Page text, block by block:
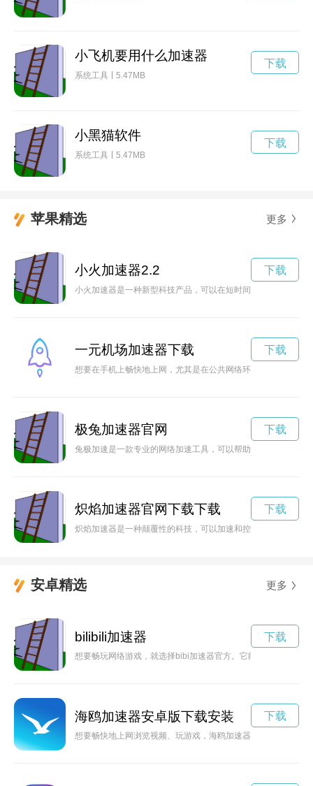
小飞机要用什么加速器
系统工具 5.47MB
下载
小黑猫软件
系统工具 5.47MB
下载
苹果精选 更多
小火加速器2.2
小火加速器是一种新型科技产品，可以在短时间内将小火变成
下载
一元机场加速器下载
想要在手机上畅快地上网，尤其是在公共网络环境下保护个人
下载
极兔加速器官网
兔极加速是一款专业的网络加速工具，可以帮助用户加快网速
下载
炽焰加速器官网下载下载
炽焰加速器是一种颠覆性的科技，可以加速和控制火焰的温度
下载
安卓精选 更多
bilibili加速器
想要畅玩网络游戏，就选择bibi加速器官方。它能让你稳定快
下载
海鸥加速器安卓版下载安装
想要畅快地上网浏览视频、玩游戏，海鸥加速器是您的不二选
下载